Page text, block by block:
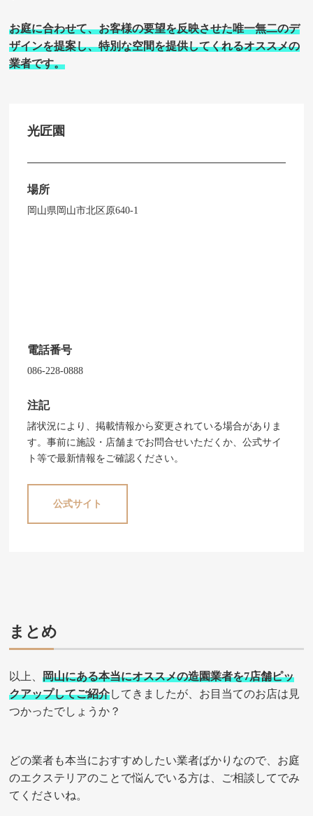
お庭に合わせて、お客様の要望を反映させた唯一無二のデ
ザインを提案し、特別な空間を提供してくれるオススメの
業者です。
光匠園
場所
岡山県岡山市北区原640-1
電話番号
086-228-0888
注記
諸状況により、掲載情報から変更されている場合がありま
す。事前に施設・店舗までお問合せいただくか、公式サイ
ト等で最新情報をご確認ください。
公式サイト
まとめ
以上、岡山にある本当にオススメの造園業者を7店舗ピッ
クアップしてご紹介してきましたが、お目当てのお店は見
つかったでしょうか？
どの業者も本当におすすめしたい業者ばかりなので、お庭
のエクステリアのことで悩んでいる方は、ご相談してでみ
てくださいね。